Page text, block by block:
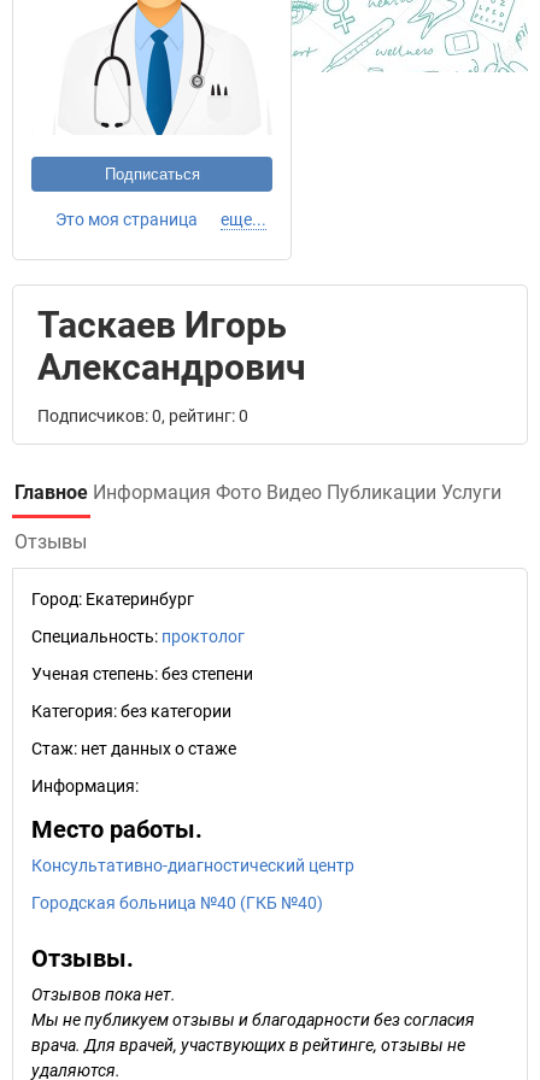
Подписаться
Это моя страница еще...
Таскаев Игорь
Александрович
Подписчиков: 0, рейтинг: 0
Главное Информация Фото Видео Публикации Услуги
Отзывы
Город: Екатеринбург
Специальность: проктолог
Ученая степень:без степени
Категория:без категории
Стаж: нет данных о стаже
Информация:
Место работы.
Консультативно-диагностический центр
Городская больница №40 (ГКБ №40)
Отзывы.
Отзывов пока нет.
Мы не публикуем отзывы и благодарности без согласия
врача. Для врачей, участвующих в рейтинге, отзывы не
удаляются.